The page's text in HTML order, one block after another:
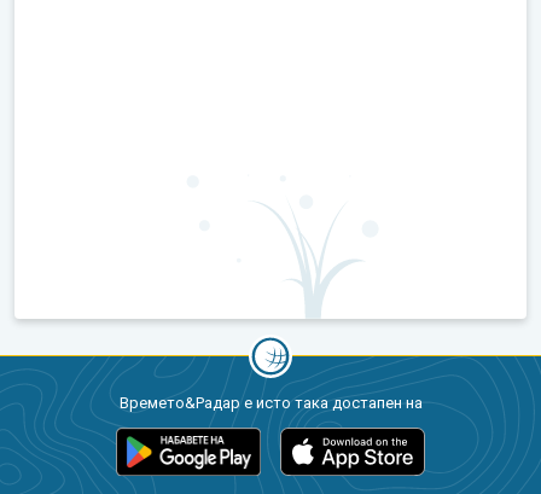
Времето&Радар е исто така достапен на